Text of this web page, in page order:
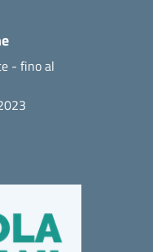
- fino al